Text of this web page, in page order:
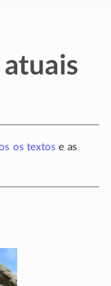
os textos e as